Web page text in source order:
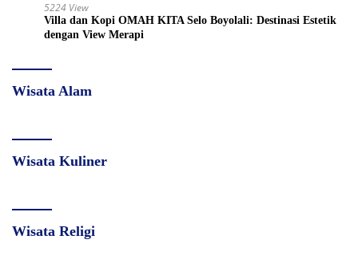
5224 View
Villa dan Kopi OMAH KITA Selo Boyolali: Destinasi Estetik
dengan View Merapi
Wisata Alam
Wisata Kuliner
Wisata Religi